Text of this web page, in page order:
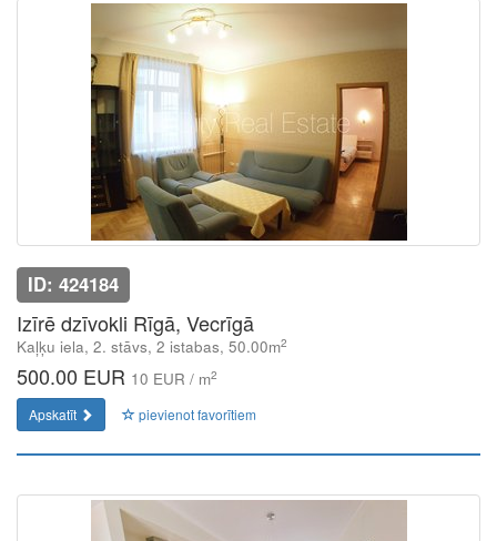
ID: 424184
Izīrē dzīvokli Rīgā, Vecrīgā
Kaļķu iela, 2. stāvs, 2 istabas, 50.00m2
500.00 EUR 10 EUR / m2
Apskatīt pievienot favorītiem